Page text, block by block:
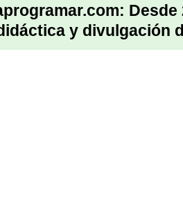
y divulgación